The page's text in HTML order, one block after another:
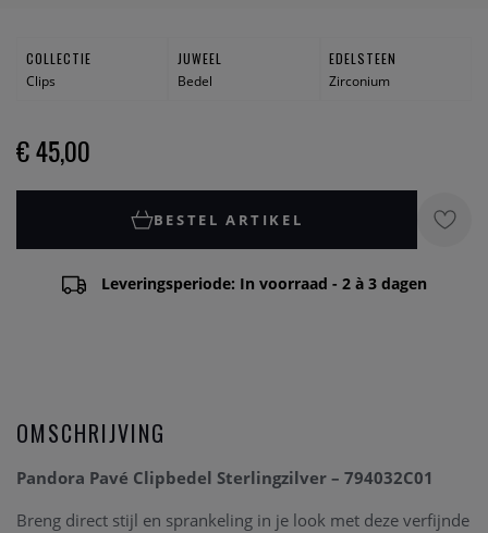
COLLECTIE
Clips
JUWEEL
Bedel
EDELSTEEN
Zirconium
€ 45,00
BESTEL ARTIKEL
Leveringsperiode: In voorraad - 2 à 3 dagen
OMSCHRIJVING
Pandora Pavé Clipbedel Sterlingzilver – 794032C01
Breng direct stijl en sprankeling in je look met deze verfijnde